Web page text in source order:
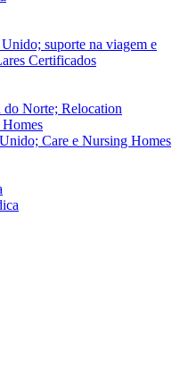
suporte na viagem e
Certificados
Norte; Relocation
Care e Nursing Homes